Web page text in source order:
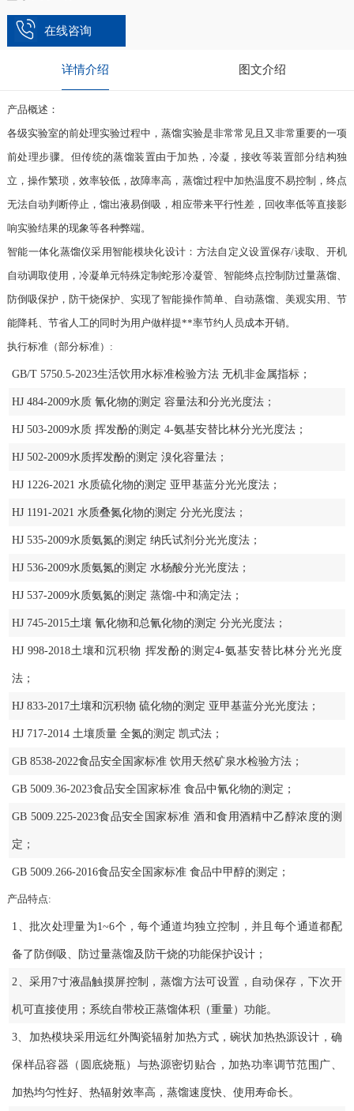
在线咨询
详情介绍 图文介绍
产品概述：
各级实验室的前处理实验过程中，蒸馏实验是非常常见且又非常重要的一项
前处理步骤。但传统的蒸馏装置由于加热，冷凝，接收等装置部分结构独
立，操作繁琐，效率较低，故障率高，蒸馏过程中加热温度不易控制，终点
无法自动判断停止，馏出液易倒吸，相应带来平行性差，回收率低等直接影
响实验结果的现象等各种弊端。
智能一体化蒸馏仪采用智能模块化设计：方法自定义设置保存/读取、开机
自动调取使用，冷凝单元特殊定制蛇形冷凝管、智能终点控制防过量蒸馏、
防倒吸保护，防干烧保护、实现了智能操作简单、自动蒸馏、美观实用、节
能降耗、节省人工的同时为用户做样提**率节约人员成本开销。
执行标准（部分标准）:
GB/T 5750.5-2023生活饮用水标准检验方法 无机非金属指标；
HJ 484-2009水质 氰化物的测定 容量法和分光光度法；
HJ 503-2009水质 挥发酚的测定 4-氨基安替比林分光光度法；
HJ 502-2009水质挥发酚的测定 溴化容量法；
HJ 1226-2021 水质硫化物的测定 亚甲基蓝分光光度法；
HJ 1191-2021 水质叠氮化物的测定 分光光度法；
HJ 535-2009水质氨氮的测定 纳氏试剂分光光度法；
HJ 536-2009水质氨氮的测定 水杨酸分光光度法；
HJ 537-2009水质氨氮的测定 蒸馏-中和滴定法；
HJ 745-2015土壤 氰化物和总氰化物的测定 分光光度法；
HJ 998-2018土壤和沉积物 挥发酚的测定4-氨基安替比林分光光度
法；
HJ 833-2017土壤和沉积物 硫化物的测定 亚甲基蓝分光光度法；
HJ 717-2014 土壤质量 全氮的测定 凯式法；
GB 8538-2022食品安全国家标准 饮用天然矿泉水检验方法；
GB 5009.36-2023食品安全国家标准 食品中氰化物的测定；
GB 5009.225-2023食品安全国家标准 酒和食用酒精中乙醇浓度的测
定；
GB 5009.266-2016食品安全国家标准 食品中甲醇的测定；
产品特点:
1、批次处理量为1~6个，每个通道均独立控制，并且每个通道都配
备了防倒吸、防过量蒸馏及防干烧的功能保护设计；
2、采用7寸液晶触摸屏控制，蒸馏方法可设置，自动保存，下次开
机可直接使用；系统自带校正蒸馏体积（重量）功能。
3、加热模块采用远红外陶瓷辐射加热方式，碗状加热热源设计，确
保样品容器（圆底烧瓶）与热源密切贴合，加热功率调节范围广、
加热均匀性好、热辐射效率高，蒸馏速度快、使用寿命长。